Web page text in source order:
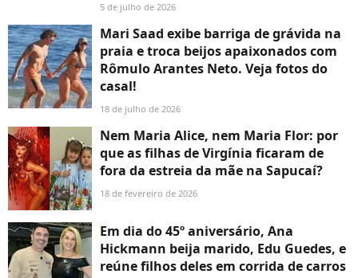
5 de julho de 2026
Mari Saad exibe barriga de grávida na
praia e troca beijos apaixonados com
Rômulo Arantes Neto. Veja fotos do
casal!
18 de julho de 2026
Nem Maria Alice, nem Maria Flor: por
que as filhas de Virgínia ficaram de
fora da estreia da mãe na Sapucaí?
18 de fevereiro de 2026
Em dia do 45º aniversário, Ana
Hickmann beija marido, Edu Guedes, e
reúne filhos deles em corrida de carros